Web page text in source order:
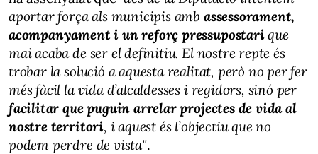
aportar força als municipis amb assessorament,
acompanyament i un reforç pressupostarique
mai acaba de ser el definitiu. El nostre repte és
trobar la solució a aquesta realitat, però no per fer
més fàcil la vida d’alcaldesses i regidors, sinó per
facilitar que puguin arrelar projectes de vida al
nostre territori, i aquest és l’objectiu que no
podem perdre de vista".